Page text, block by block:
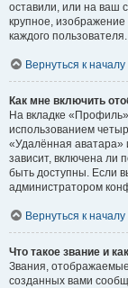
оставили, или на ваш
крупное, изображение
каждого пользователя.
Вернуться к началу
Как мне включить
На вкладке
использованием
«Удалённая аватара»
зависит, включена ли
быть доступны. Если
администратором
Вернуться к началу
Что такое звание и
Звания,
созданных вами